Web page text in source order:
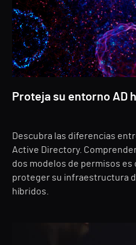
Proteja su entorno AD
Descubra las diferencias
Active Directory.
dos modelos de permisos es
proteger su infraestructura
híbridos.